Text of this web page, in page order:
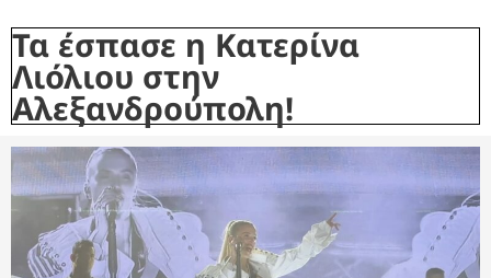
Τα έσπασε η Κατερίνα
Λιόλιου στην
Αλεξανδρούπολη!